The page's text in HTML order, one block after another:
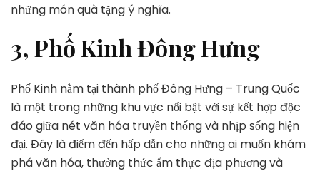
những món quà tặng ý nghĩa.
3, Phố Kinh Đông Hưng
Phố Kinh nằm tại thành phố Đông Hưng – Trung Quốc
là một trong những khu vực nổi bật với sự kết hợp độc
đáo giữa nét văn hóa truyền thống và nhịp sống hiện
đại. Đây là điểm đến hấp dẫn cho những ai muốn khám
phá văn hóa, thưởng thức ẩm thực địa phương và